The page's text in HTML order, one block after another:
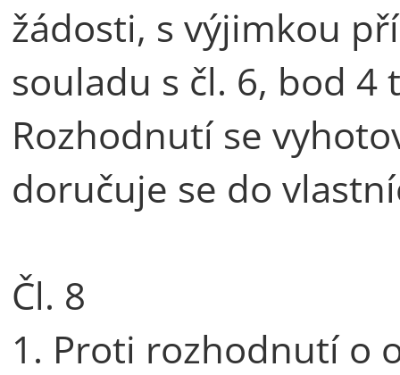
žádosti, s výjimkou
souladu s čl. 6, bod
Rozhodnutí se
doručuje se do
Čl. 8
1. Proti rozhodnutí o